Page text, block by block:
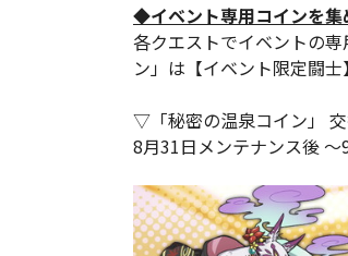
◆イベント専用コインを集
各クエストでイベントの
ン」は【イベント限定闘
▽「秘密の温泉コイン」
8月31日メンテナンス後